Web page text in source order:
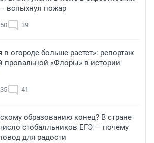
вспыхнул пожар
39
в огороде больше растет»: репортаж
провальной «Флоры» в истории
41
образованию конец? В стране
стобалльников ЕГЭ — почему
для радости